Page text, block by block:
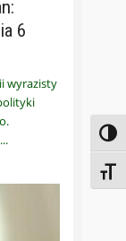
6
wyrazisty